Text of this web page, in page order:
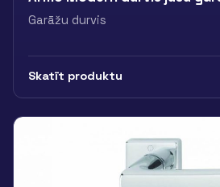
Garāžu durvis
Skatīt produktu